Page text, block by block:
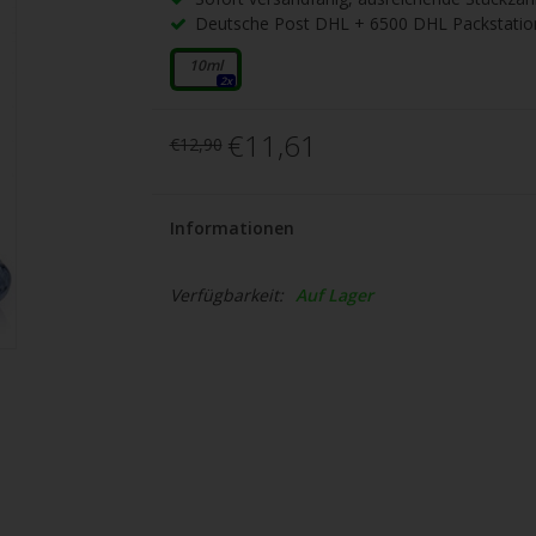
Deutsche Post DHL + 6500 DHL
10ml
2x
€12,90 €11,61
Informationen
Verfügbarkeit: Auf Lager